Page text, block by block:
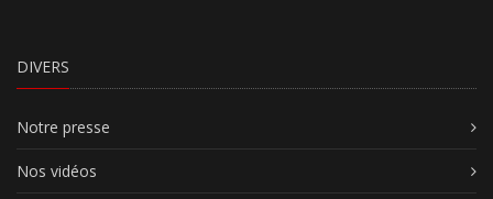
DIVERS
Notre presse
Nos vidéos